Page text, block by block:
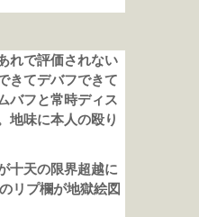
れで評価されない
きてデバフできて
バフと常時ディス
地味に本人の殴り
十天の限界超越に
リプ欄が地獄絵図